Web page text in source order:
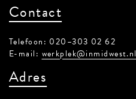
Contact
Telefoon: 020–303 02 62
E-mail: werkplek@inmidwest.nl
Adres